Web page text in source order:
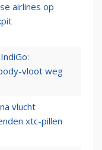
airlines op
vloot weg
vlucht
xtc-pillen